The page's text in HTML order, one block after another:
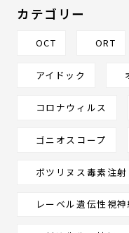
〒570-
イオン
3丁目22-
カテゴリー
OCT ORT
アイドック
コロナウィルス
ゴニオスコープ
ボツリヌス毒素注射
レーベル遺伝性視